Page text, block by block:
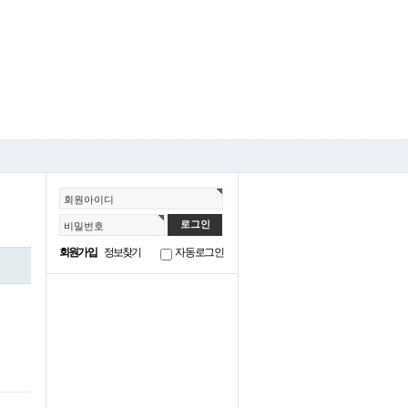
회원아이디
비밀번호
회원가입 정보찾기 자동로그인